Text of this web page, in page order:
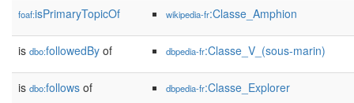
foaf:isPrimaryTopicOf wikipedia-fr:Classe_Amphion
is dbo:followedBy of dbpedia-fr:Classe_V_(sous-marin)
is dbo:follows of dbpedia-fr:Classe_Explorer